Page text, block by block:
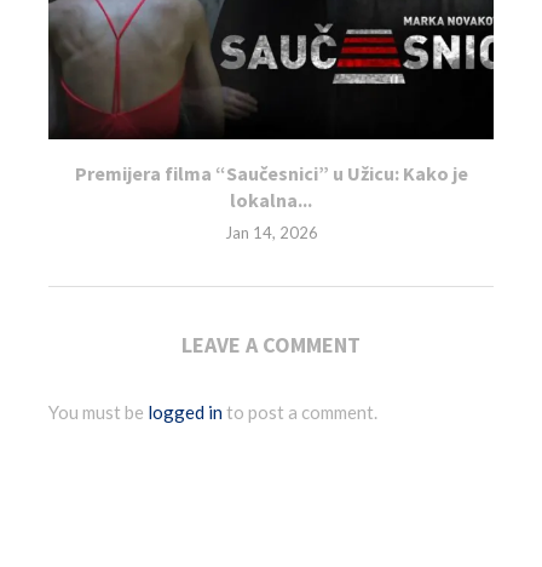
Premijera filma “Saučesnici” u Užicu: Kako je
lokalna...
Jan 14, 2026
LEAVE A COMMENT
You must be logged into post a comment.